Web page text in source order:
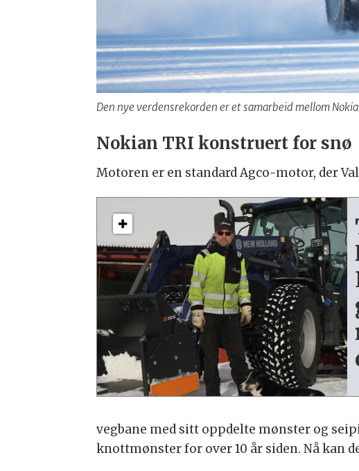
Den nye verdensrekorden er et samarbeid mellom
Nokian TRI konstruert for snø
Motoren er en standard Agco-motor, der
vegbane med sitt oppdelte mønster og
knottmønster for over 10 år siden. Nå kan